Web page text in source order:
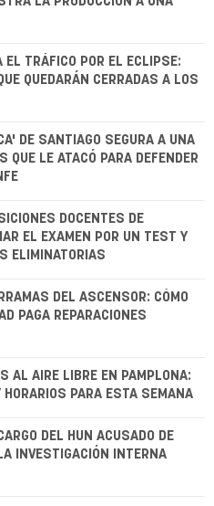
EL TRÁFICO POR EL ECLIPSE:
QUEDARÁN CERRADAS A LOS
DE SANTIAGO SEGURA A UNA
QUE LE ATACÓ PARA DEFENDER
DOCENTES DE
EL EXAMEN POR UN TEST Y
ELIMINATORIAS
DEL ASCENSOR: CÓMO
PAGA REPARACIONES
AL AIRE LIBRE EN PAMPLONA:
PARA ESTA SEMANA
DEL HUN ACUSADO DE
INVESTIGACIÓN INTERNA